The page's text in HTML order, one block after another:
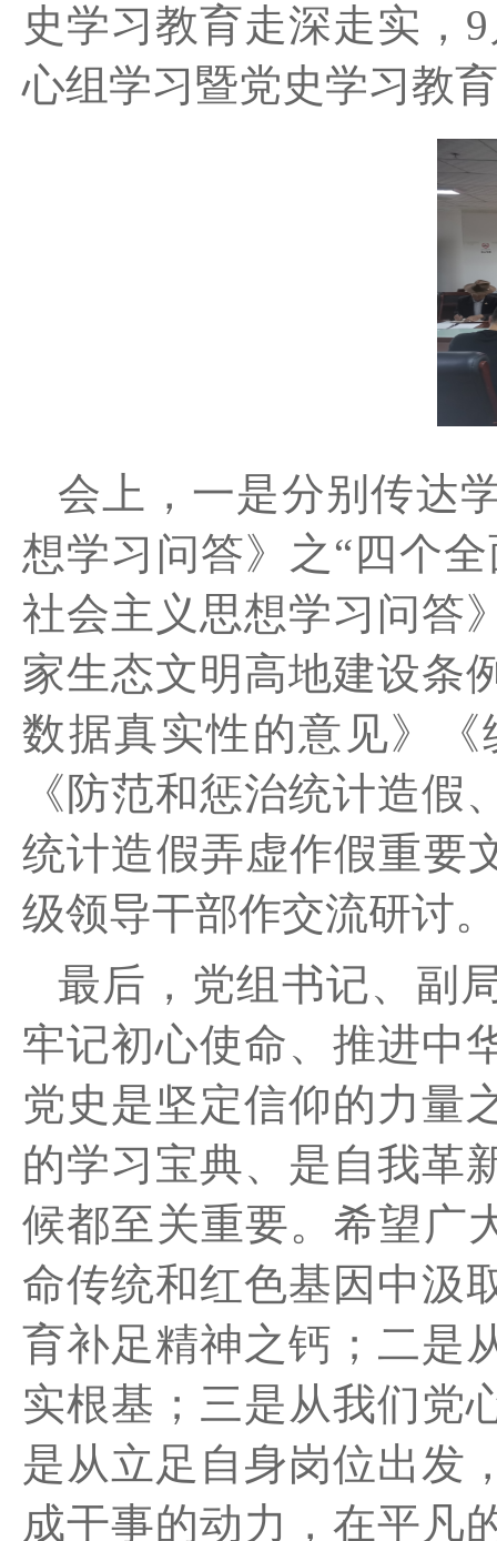
史学习教育走深走实， 9
心组学习暨党史学习教
会上，一是分别传达
想学习问答》之“四个
社会主义思想学习问答
家生态文明高地建设条
数据真实性的意见》
《防范和惩治统计造
统计造假弄虚作假重要
级领导干部作交流研讨。
最后， 党组书记、 副
牢记初心使命、推进中
党史是坚定信仰的力量
的学习宝典、是自我革
候都至关重要。 希望广
命传统和红色基因中汲
育补足精神之钙； 二是
实根基 ； 三是从我们党
是从立足自身岗位出发
成干事的动力，在平凡